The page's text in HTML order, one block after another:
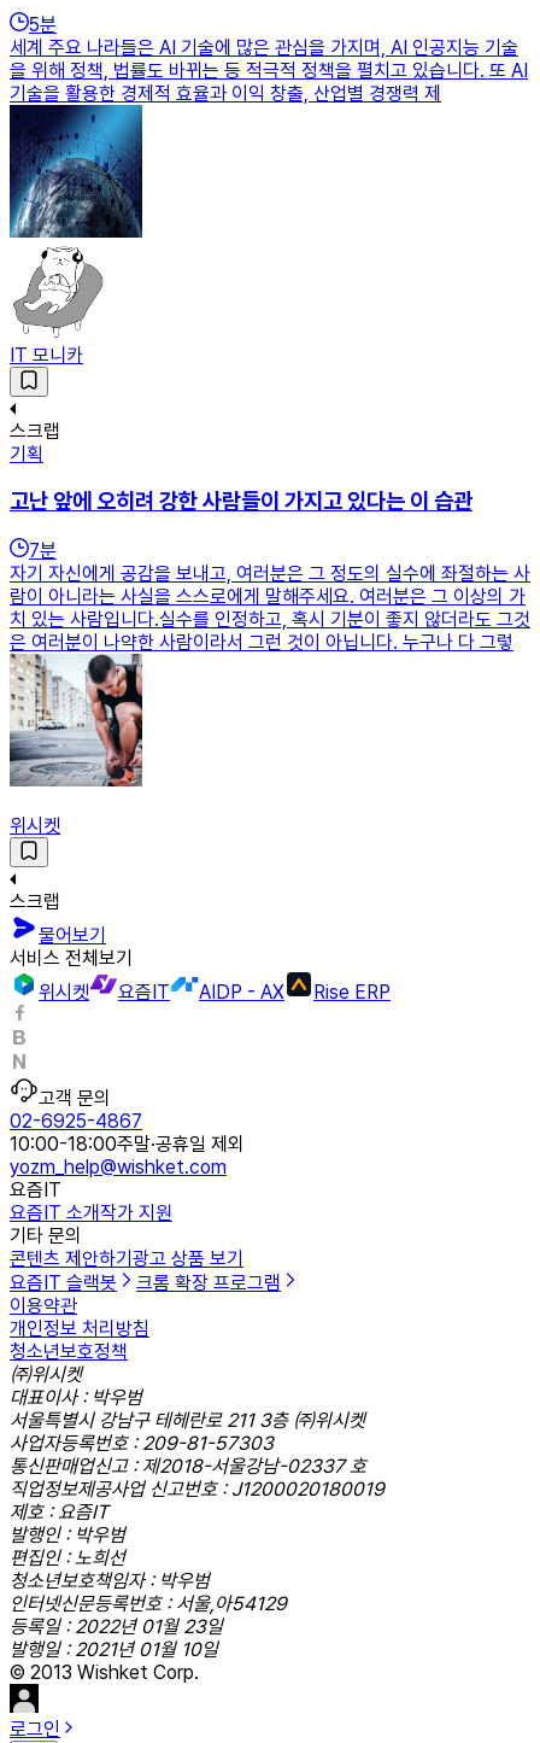
5분
세계 주요 나라들은 AI 기술에 많은 관심을 가지며, AI 인공지능 기술
을 위해 정책, 법률도 바뀌는 등 적극적 정책을 펼치고 있습니다. 또 AI
기술을 활용한 경제적 효율과 이익 창출, 산업별 경쟁력 제
IT 모니카
스크랩
기획
고난 앞에 오히려 강한 사람들이 가지고 있다는 이 습관
7분
자기 자신에게 공감을 보내고, 여러분은 그 정도의 실수에 좌절하는 사
람이 아니라는 사실을 스스로에게 말해주세요. 여러분은 그 이상의 가
치 있는 사람입니다.실수를 인정하고, 혹시 기분이 좋지 않더라도 그것
은 여러분이 나약한 사람이라서 그런 것이 아닙니다. 누구나 다 그렇
위시켓
스크랩
물어보기
서비스 전체보기
위시켓
요즘IT AIDP - AX Rise ERP
고객 문의
02-6925-4867
10:00-18:00주말·공휴일 제외
yozm_help@wishket.com
요즘IT
요즘IT 소개작가 지원
기타 문의
콘텐츠 제안하기 광고 상품 보기
요즘IT 슬랙봇
크롬 확장 프로그램
이용약관
개인정보 처리방침
청소년보호정책
㈜위시켓
대표이사 : 박우범
서울특별시 강남구 테헤란로 211 3층 ㈜위시켓
사업자등록번호 : 209-81-57303
통신판매업신고 : 제2018-서울강남-02337 호
직업정보제공사업 신고번호 : J1200020180019
제호 : 요즘IT
발행인 : 박우범
편집인 : 노희선
청소년보호책임자 : 박우범
인터넷신문등록번호 : 서울,아54129
등록일 : 2022년 01월 23일
발행일 : 2021년 01월 10일
© 2013 Wishket Corp.
로그인